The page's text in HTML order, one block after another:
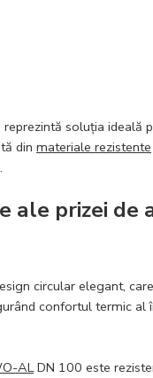
soluția ideală
din materiale rezistente
ale prizei de
circular elegant,
confortul termic al
ALDN 100 este